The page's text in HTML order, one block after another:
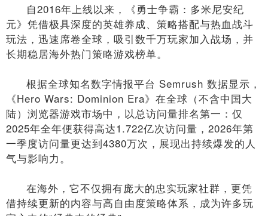
自2016年上线以来，《勇士争霸：多米尼安纪
元》凭借极具深度的英雄养成、策略搭配与热血战斗
玩法，迅速席卷全球，吸引数千万玩家加入战场，并
长期稳居海外热门策略游戏榜单。
根据全球知名数字情报平台 Semrush 数据显示，
《Hero Wars: Dominion Era》在全球（不含中国大
陆）浏览器游戏市场中，以总访问量排名第一：仅
2025年全年便获得高达1.722亿次访问量，2026年第
一季度访问量更达到4380万次，展现出持续爆发的人
气与影响力。
在海外，它不仅拥有庞大的忠实玩家社群，更凭
借持续更新的内容与高自由度策略体系，成为许多玩